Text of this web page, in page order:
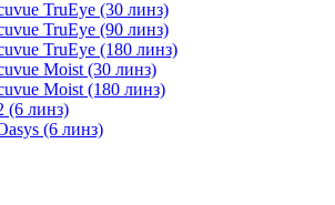
TruEye (30 линз)
TruEye (90 линз)
TruEye (180 линз)
Moist (30 линз)
Moist (180 линз)
(6 линз)
(6 линз)